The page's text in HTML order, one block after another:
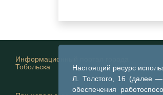
Настоящий ресурс
Л. Толстого, 16 (далее —
обеспечения
Информационный портал города
Тобольска